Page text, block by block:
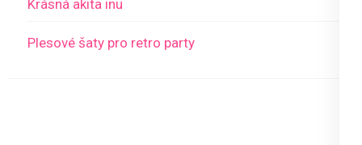
Krásná akita inu
Plesové šaty pro retro party